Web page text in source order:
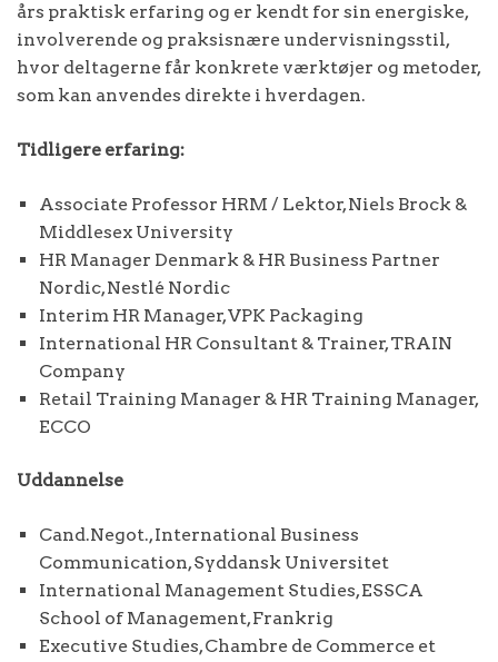
års praktisk erfaring og er kendt for sin energiske,
involverende og praksisnære undervisningsstil,
hvor deltagerne får konkrete værktøjer og metoder,
som kan anvendes direkte i hverdagen.
Tidligere erfaring:
Associate Professor HRM / Lektor, Niels Brock &
Middlesex University
HR Manager Denmark & HR Business Partner
Nordic, Nestlé Nordic
Interim HR Manager, VPK Packaging
International HR Consultant & Trainer, TRAIN
Company
Retail Training Manager & HR Training Manager,
ECCO
Uddannelse
Cand.Negot., International Business
Communication, Syddansk Universitet
International Management Studies, ESSCA
School of Management, Frankrig
Executive Studies, Chambre de Commerce et